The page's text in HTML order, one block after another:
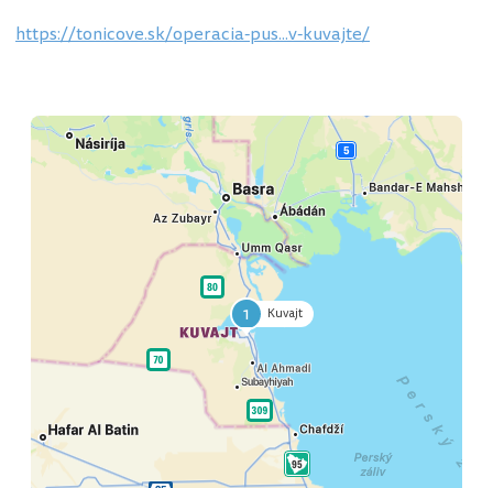
https://tonicove.sk/operacia-pus...v-kuvajte/
1 Kuvajt